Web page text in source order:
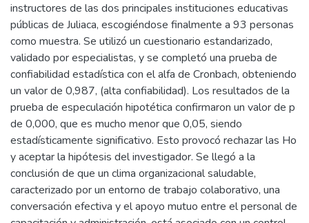
instructores de las dos principales instituciones educativas
públicas de Juliaca, escogiéndose finalmente a 93 personas
como muestra. Se utilizó un cuestionario estandarizado,
validado por especialistas, y se completó una prueba de
confiabilidad estadística con el alfa de Cronbach, obteniendo
un valor de 0,987, (alta confiabilidad). Los resultados de la
prueba de especulación hipotética confirmaron un valor de p
de 0,000, que es mucho menor que 0,05, siendo
estadísticamente significativo. Esto provocó rechazar las Ho
y aceptar la hipótesis del investigador. Se llegó a la
conclusión de que un clima organizacional saludable,
caracterizado por un entorno de trabajo colaborativo, una
conversación efectiva y el apoyo mutuo entre el personal de